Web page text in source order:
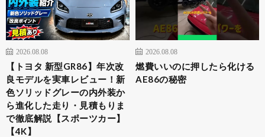
2026.08.08
【トヨタ 新型GR86】年次改
良モデルを実車レビュー！新
色ソリッドグレーの内外装か
ら進化した走り・見積もりま
で徹底解説【スポーツカー】
【4K】
2026.08.08
燃費いいのに押したら化ける
AE86の秘密